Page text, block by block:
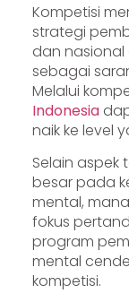
Kompetisi
strategi
dan nasional
sebagai
Melalui
Indonesia
naik ke level
Selain aspek
besar pada
mental,
fokus
program
mental
kompetisi.